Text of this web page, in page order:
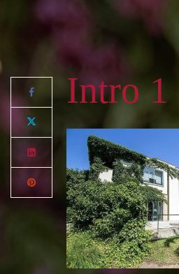
Intro 1